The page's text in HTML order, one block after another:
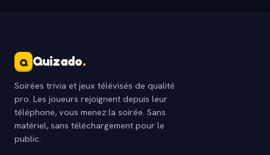
Q Quizado.
Soirées trivia et jeux télévisés de qualité
pro. Les joueurs rejoignent depuis leur
téléphone, vous menez la soirée. Sans
matériel, sans téléchargement pour le
public.